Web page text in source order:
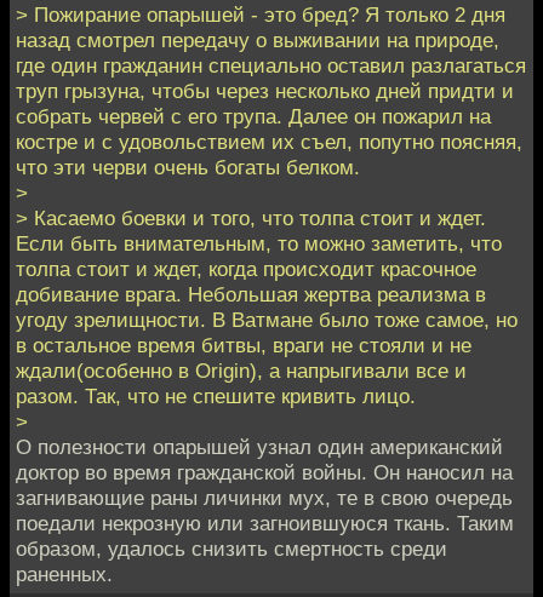
> Пожирание опарышей - это бред? Я только 2 дня
назад смотрел передачу о выживании на природе,
где один гражданин специально оставил разлагаться
труп грызуна, чтобы через несколько дней придти и
собрать червей с его трупа. Далее он пожарил на
костре и с удовольствием их съел, попутно поясняя,
что эти черви очень богаты белком.
>
> Касаемо боевки и того, что толпа стоит и ждет.
Если быть внимательным, то можно заметить, что
толпа стоит и ждет, когда происходит красочное
добивание врага. Небольшая жертва реализма в
угоду зрелищности. В Ватмане было тоже самое, но
в остальное время битвы, враги не стояли и не
ждали(особенно в Origin), а напрыгивали все и
разом. Так, что не спешите кривить лицо.
>
О полезности опарышей узнал один американский
доктор во время гражданской войны. Он наносил на
загнивающие раны личинки мух, те в свою очередь
поедали некрозную или загноившуюся ткань. Таким
образом, удалось снизить смертность среди
раненных.